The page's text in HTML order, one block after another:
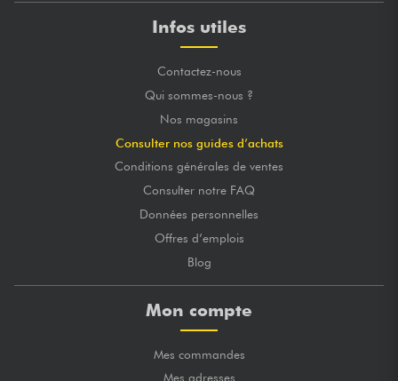
Infos utiles
Contactez-nous
Qui sommes-nous ?
Nos magasins
Consulter nos guides d’achats
Conditions générales de ventes
Consulter notre FAQ
Données personnelles
Offres d’emplois
Blog
Mon compte
Mes commandes
Mes adresses